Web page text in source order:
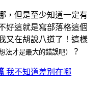
，但是至少知道一定有
好這就是寫部落格這個
又在胡說八道了！這樣
法才是最大的錯誤吧） ？
我不知道差別在哪